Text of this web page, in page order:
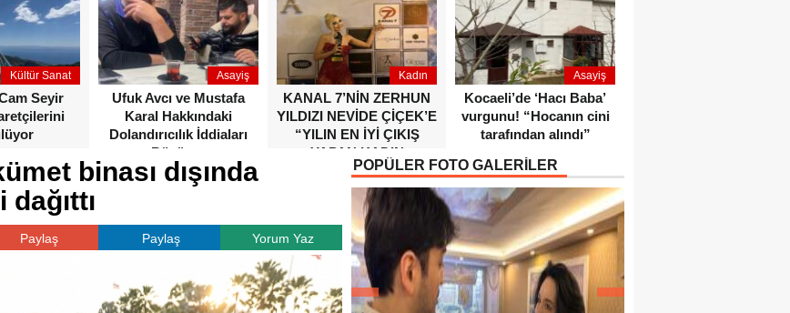
Kültür Sanat
Seyir
Asayiş
Ufuk Avcı ve Mustafa
Karal Hakkındaki
Dolandırıcılık İddiaları
Büyüyor
Kadın
KANAL 7’NİN ZERHUN
YILDIZI NEVİDE ÇİÇEK’E
“YILIN EN İYİ ÇIKIŞ
YAPAN KADIN
OYUNCUSU” ÖDÜLÜ!
Asayiş
Kocaeli’de ‘Hacı Baba’
vurgunu! “Hocanın cini
tarafından alındı”
binası dışında
Paylaş Paylaş Yorum Yaz
POPÜLER FOTO GALERİLER